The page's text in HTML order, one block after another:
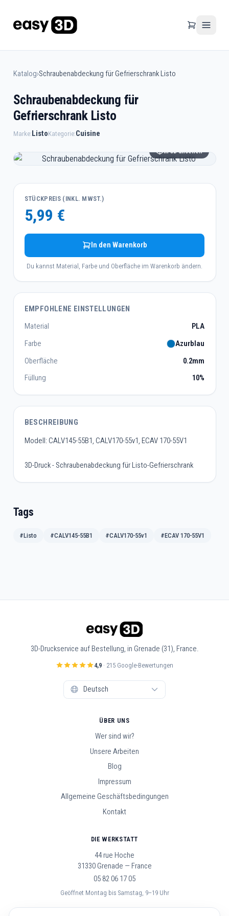
Katalog›Schraubenabdeckung für Gefrierschrank Listo
Schraubenabdeckung für
Gefrierschrank Listo
Marke:ListoKategorie:Cuisine
In 3D ansehen
STÜCKPREIS (INKL. MWST.)
5,99 €
In den Warenkorb
Du kannst Material, Farbe und Oberfläche im Warenkorb ändern.
EMPFOHLENE EINSTELLUNGEN
Material
PLA
Farbe
Azurblau
Oberfläche
0.2mm
Füllung
10%
BESCHREIBUNG
Modell: CALV145-55B1, CALV170-55v1, ECAV 170-55V1
3D-Druck - Schraubenabdeckung für Listo-Gefrierschrank
Tags
#Listo #CALV145-55B1 #CALV170-55v1 #ECAV 170-55V1
3D-Druckservice auf Bestellung, in Grenade (31), France.
4,9· 215 Google-Bewertungen
ÜBER UNS
Wer sind wir?
Unsere Arbeiten
Blog
Impressum
Allgemeine Geschäftsbedingungen
Kontakt
DIE WERKSTATT
44 rue Hoche
31330 Grenade — France
05 82 06 17 05
Geöffnet Montag bis Samstag, 9–19 Uhr